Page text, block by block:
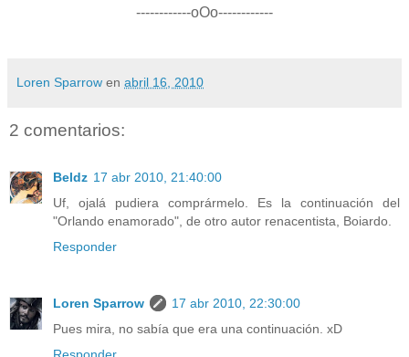
------------oOo------------
Loren Sparrow en abril 16, 2010
2 comentarios:
Beldz 17 abr 2010, 21:40:00
Uf, ojalá pudiera comprármelo. Es la continuación del
"Orlando enamorado", de otro autor renacentista, Boiardo.
Responder
Loren Sparrow
17 abr 2010, 22:30:00
Pues mira, no sabía que era una continuación. xD